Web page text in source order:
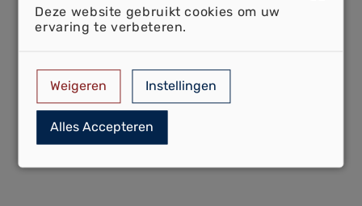
Deze website gebruikt cookies om uw
ervaring te verbeteren.
Weigeren Instellingen
Alles Accepteren